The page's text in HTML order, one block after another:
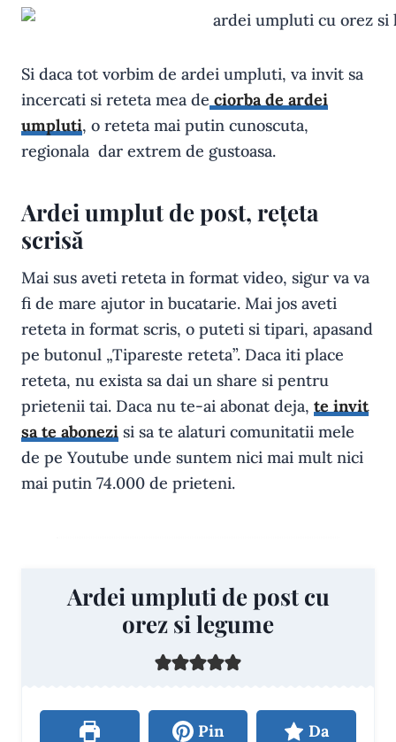
Si daca tot vorbim de ardei umpluti, va invit sa
incercati si reteta mea de ciorba de ardei
umpluti, o reteta mai putin cunoscuta,
regionala dar extrem de gustoasa.
Ardei umplut de post, rețeta
scrisă
Mai sus aveti reteta in format video, sigur va va
fi de mare ajutor in bucatarie. Mai jos aveti
reteta in format scris, o puteti si tipari, apasand
pe butonul „Tipareste reteta”. Daca iti place
reteta, nu exista sa dai un share si pentru
prietenii tai. Daca nu te-ai abonat deja, te invit
sa te abonezi si sa te alaturi comunitatii mele
de pe Youtube unde suntem nici mai mult nici
mai putin 74.000 de prieteni.
Ardei umpluti de post cu
orez si legume
Pin
Da